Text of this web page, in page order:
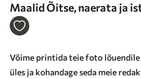
Maalid Õitse, naerata ja
Võime printida teie foto
üles ja kohandage seda meie